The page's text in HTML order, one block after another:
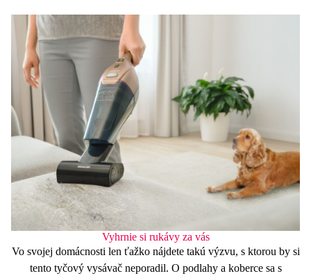
Vyhrnie si rukávy za vás
Vo svojej domácnosti len ťažko nájdete takú výzvu, s ktorou by si
tento tyčový vysávač neporadil. O podlahy a koberce sa s